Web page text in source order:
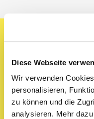
Diese Webseite
Wir verwenden
personalisieren,
zu können und die
analysieren. Mehr
Impressum
Datenschutz